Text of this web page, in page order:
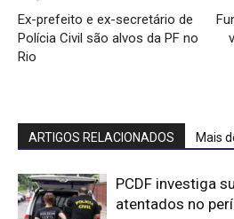
Ex-prefeito e ex-secretário de
Polícia Civil são alvos da PF no
Rio
ARTIGOS RELACIONADOS Mais
PCDF investiga
atentados no